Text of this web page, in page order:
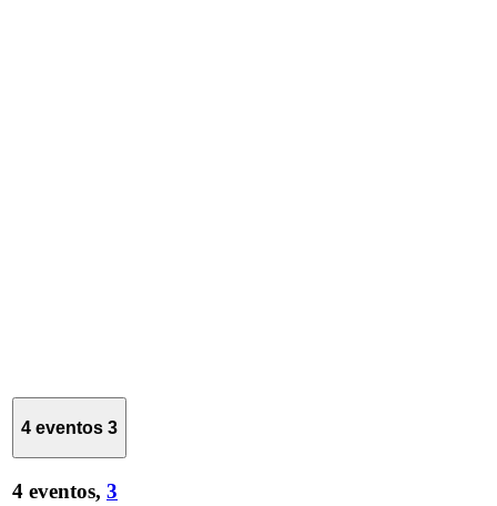
4 eventos 3
4 eventos, 3